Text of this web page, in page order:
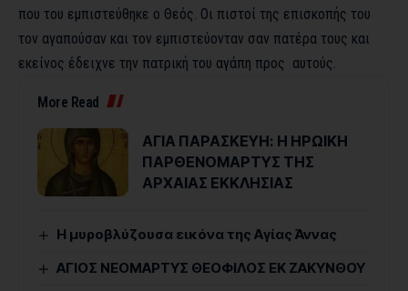
που του εμπιστεύθηκε ο Θεός. Οι πιστοί της επισκοπής του
τον αγαπούσαν και τον εμπιστεύονταν σαν πατέρα τους και
εκείνος έδειχνε την πατρική του αγάπη προς αυτούς.
More Read
ΑΓΙΑ ΠΑΡΑΣΚΕΥΗ: Η ΗΡΩΙΚΗ
ΠΑΡΘΕΝΟΜΑΡΤΥΣ ΤΗΣ
ΑΡΧΑΙΑΣ ΕΚΚΛΗΣΙΑΣ
Η μυροβλύζουσα εικόνα της Αγίας Άννας
ΑΓΙΟΣ ΝΕΟΜΑΡΤΥΣ ΘΕΟΦΙΛΟΣ ΕΚ ΖΑΚΥΝΘΟΥ